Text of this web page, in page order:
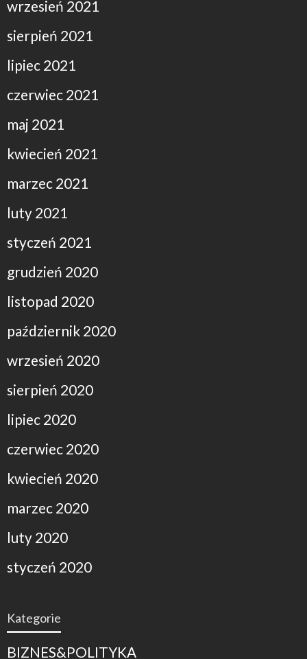
wrzesień 2021
sierpień 2021
lipiec 2021
czerwiec 2021
maj 2021
kwiecień 2021
marzec 2021
luty 2021
styczeń 2021
grudzień 2020
listopad 2020
październik 2020
wrzesień 2020
sierpień 2020
lipiec 2020
czerwiec 2020
kwiecień 2020
marzec 2020
luty 2020
styczeń 2020
Kategorie
BIZNES&POLITYKA